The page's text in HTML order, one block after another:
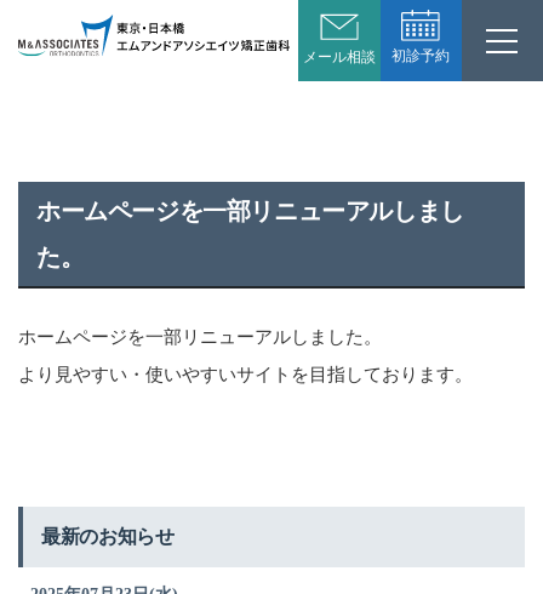
初診予約
メール相談
ホームページを一部リニューアルしまし
た。
ホームページを一部リニューアルしました。
より見やすい・使いやすいサイトを目指しております。
最新のお知らせ